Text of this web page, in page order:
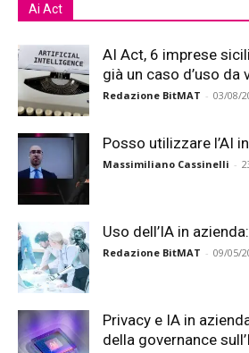
Ai Act
AI Act, 6 imprese
già un caso d’uso da
Redazione BitMAT - 03/08/
Posso utilizzare l’AI
Massimiliano Cassinelli -
Uso dell’IA in
Redazione BitMAT - 09/05/
Privacy e IA in
della governance